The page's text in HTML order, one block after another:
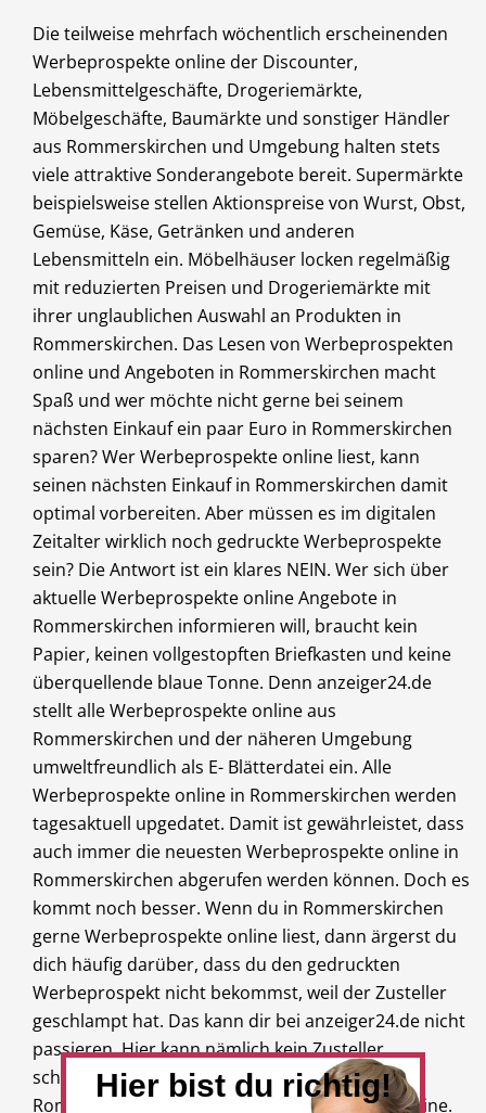
Die teilweise mehrfach wöchentlich erscheinenden
Werbeprospekte online der Discounter,
Lebensmittelgeschäfte, Drogeriemärkte,
Möbelgeschäfte, Baumärkte und sonstiger Händler
aus Rommerskirchen und Umgebung halten stets
viele attraktive Sonderangebote bereit. Supermärkte
beispielsweise stellen Aktionspreise von Wurst, Obst,
Gemüse, Käse, Getränken und anderen
Lebensmitteln ein. Möbelhäuser locken regelmäßig
mit reduzierten Preisen und Drogeriemärkte mit
ihrer unglaublichen Auswahl an Produkten in
Rommerskirchen. Das Lesen von Werbeprospekten
online und Angeboten in Rommerskirchen macht
Spaß und wer möchte nicht gerne bei seinem
nächsten Einkauf ein paar Euro in Rommerskirchen
sparen? Wer Werbeprospekte online liest, kann
seinen nächsten Einkauf in Rommerskirchen damit
optimal vorbereiten. Aber müssen es im digitalen
Zeitalter wirklich noch gedruckte Werbeprospekte
sein? Die Antwort ist ein klares NEIN. Wer sich über
aktuelle Werbeprospekte online Angebote in
Rommerskirchen informieren will, braucht kein
Papier, keinen vollgestopften Briefkasten und keine
überquellende blaue Tonne. Denn anzeiger24.de
stellt alle Werbeprospekte online aus
Rommerskirchen und der näheren Umgebung
umweltfreundlich als E- Blätterdatei ein. Alle
Werbeprospekte online in Rommerskirchen werden
tagesaktuell upgedatet. Damit ist gewährleistet, dass
auch immer die neuesten Werbeprospekte online in
Rommerskirchen abgerufen werden können. Doch es
kommt noch besser. Wenn du in Rommerskirchen
gerne Werbeprospekte online liest, dann ärgerst du
dich häufig darüber, dass du den gedruckten
Werbeprospekt nicht bekommst, weil der Zusteller
geschlampt hat. Das kann dir bei anzeiger24.de nicht
passieren. Hier kann nämlich kein Zusteller
schlampen und deshalb findest du allein in
Rommerskirchen über 100 Werbeprospekte online.
Hier bist du richtig!